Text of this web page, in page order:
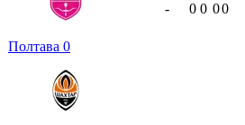
Полтава 0
- 0 0 00